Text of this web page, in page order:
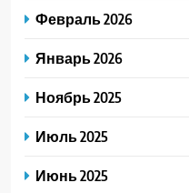
Февраль 2026
Январь 2026
Ноябрь 2025
Июль 2025
Июнь 2025